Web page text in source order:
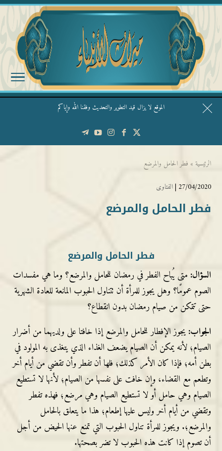
الموقع لا يزال قيد التطوير والتحديث وفقنا الله وإياكم
قال الشيخ ربيع وفقه الله: نحن ليس عندنا تقديس الأشخاص
الرئيسية » فطر الحامل والمرضع
27/04/2020 | الفتاوى
فطر الحامل والمرضع
فطر الحامل والمرضع
السؤال: متى يُباح الفطر في رمضان للحامل والمرضع‏؟‏ وما هي مفسدات
الصوم عمومًا‏؟‏ وهل يجوز للمرأة أن تتناول الحبوب المانعة للعادة الشهرية
حتى تتمكن من صيام رمضان بدون انقطاع‏؟‏
الجواب:يجوز الإفطار للحامل والمرضع إذا خافتا على ولديهما من أضرار
الصيام؛ لأنه يمكن أن الصيام يضعف الغذاء الذي يتغذى به المولود في
بطن أمه؛ فإذا كان الأمر كذلك؛ فلها أن تفطر وأن تقضي من أيام أخر
وتطعم مع القضاء، وإن خافت على نفسها من الصيام؛ لأنها لا تستطيع
الصيام وهي حامل أو لا تستطيع الصيام وهي مرضع؛ فهذه تفطر
وتقضي من أيام أخر وليس عليها إطعام؛‏ هذا ما يتعلق بالحامل
والمرضع؛.‏ ويجوز للمرأة تناول الحبوب التي تمنع عنها الحيض من أجل
أن تصوم إذا كانت هذه الحبوب لا تضر بصحتها‏.‏